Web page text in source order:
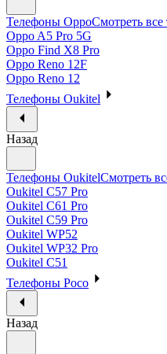
Телефоны OppoСмотреть все
Oppo A5 Pro 5G
Oppo Find X8 Pro
Oppo Reno 12F
Oppo Reno 12
Телефоны Oukitel
Назад
Телефоны OukitelСмотреть
Oukitel C57 Pro
Oukitel C61 Pro
Oukitel C59 Pro
Oukitel WP52
Oukitel WP32 Pro
Oukitel C51
Телефоны Poco
Назад